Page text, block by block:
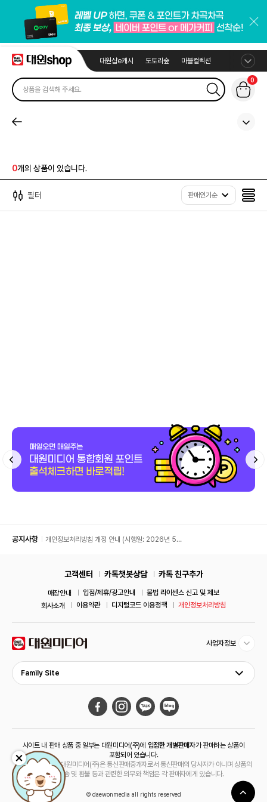
대원샵e캐시 도토리숲 마블컬렉션
0
0개의 상품이 있습니다.
필터 판매인기순
공지사항
개인정보처리방침 개정 안내 (시행일: 2026년 5월
고객센터 카톡챗봇상담 카톡 친구추가
매장안내 입점/제휴/광고안내
불법 라이센스 신고 및 제보
회사소개
이용약관 디지털코드 이용정책 개인정보처리방침
사업자정보
Family Site
사이트 내 판매 상품 중 일부는 대원미디어(주)에 입점한 개별판매자가 판매하는 상품이
포함되어 있습니다.
해당 상품의 경우 대원미디어(주)은 통신판매중개자로서 통신판매의 당사자가 아니며 상품의
주문, 배송 및 환불 등과 관련한 의무와 책임은 각 판매자에게 있습니다.
© daewonmedia all rights reserved